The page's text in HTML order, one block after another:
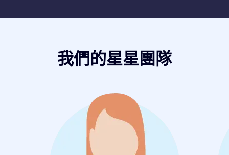
我們的星星團隊